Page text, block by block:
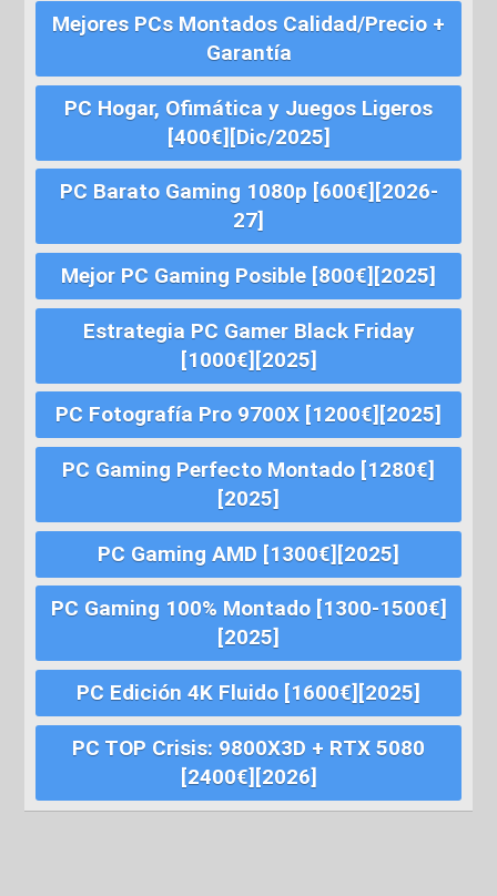
Mejores PCs Montados Calidad/Precio +
Garantía
PC Hogar, Ofimática y Juegos Ligeros
[400€][Dic/2025]
PC Barato Gaming 1080p [600€][2026-
27]
Mejor PC Gaming Posible [800€][2025]
Estrategia PC Gamer Black Friday
[1000€][2025]
PC Fotografía Pro 9700X [1200€][2025]
PC Gaming Perfecto Montado [1280€]
[2025]
PC Gaming AMD [1300€][2025]
PC Gaming 100% Montado [1300-1500€]
[2025]
PC Edición 4K Fluido [1600€][2025]
PC TOP Crisis: 9800X3D + RTX 5080
[2400€][2026]